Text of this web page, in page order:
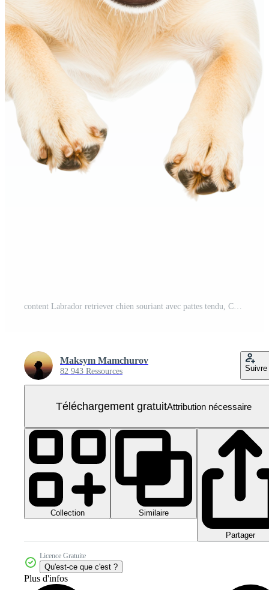
content Labrador retriever chien souriant avec pattes tendu, Couper en dehors PNG Gratuit
Maksym Mamchurov
82 943 Ressources Suivre
Téléchargement gratuitAttribution nécessaire
Collection Similaire
Partager
Licence Gratuite
Qu'est-ce que c'est ?
Plus d'infos